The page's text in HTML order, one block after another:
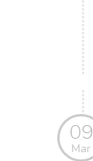
09
Mar